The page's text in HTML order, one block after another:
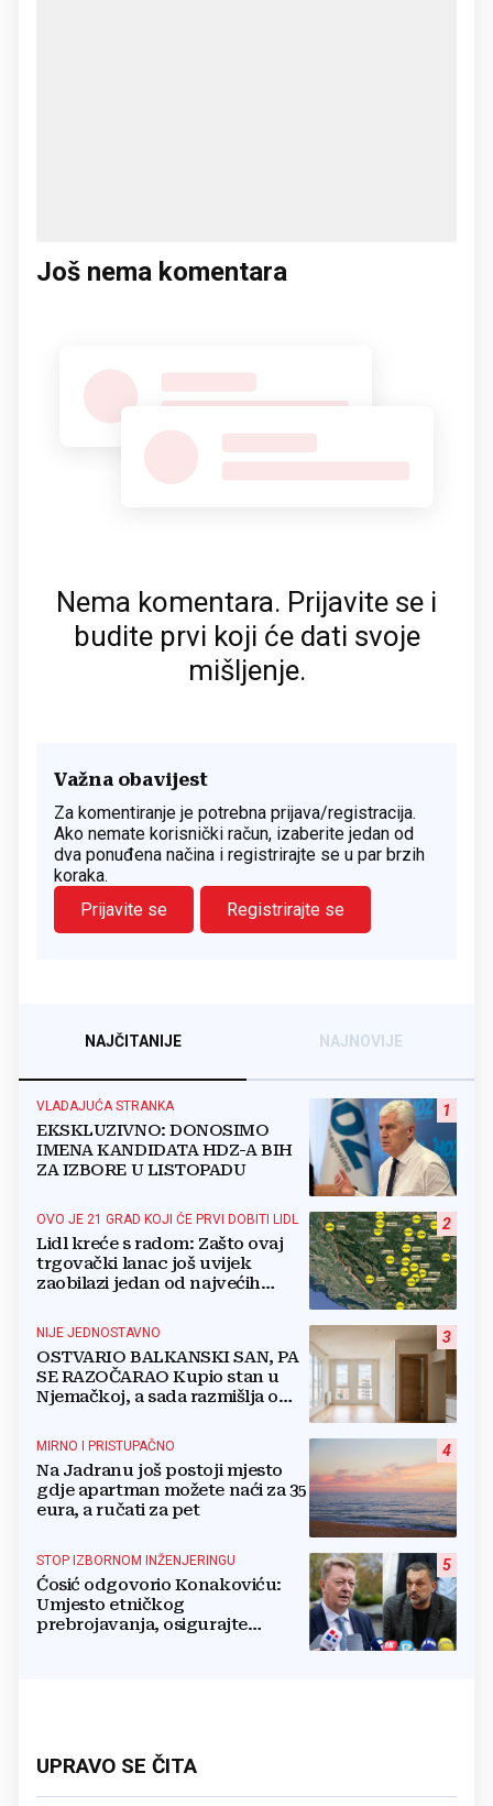
Još nema komentara
Nema komentara. Prijavite se i
budite prvi koji će dati svoje
mišljenje.
Važna obavijest
Za komentiranje je potrebna prijava/registracija.
Ako nemate korisnički račun, izaberite jedan od
dva ponuđena načina i registrirajte se u par brzih
koraka.
Prijavite se
Registrirajte se
NAJČITANIJE NAJNOVIJE
1
VLADAJUĆA STRANKA
EKSKLUZIVNO: DONOSIMO
IMENA KANDIDATA HDZ-A BIH
ZA IZBORE U LISTOPADU
2
OVO JE 21 GRAD KOJI ĆE PRVI DOBITI LIDL
Lidl kreće s radom: Zašto ovaj
trgovački lanac još uvijek
zaobilazi jedan od najvećih
3
NIJE JEDNOSTAVNO
OSTVARIO BALKANSKI SAN, PA
SE RAZOČARAO Kupio stan u
Njemačkoj, a sada razmišlja o
4
MIRNO I PRISTUPAČNO
Na Jadranu još postoji mjesto
gdje apartman možete naći za 35
eura, a ručati za pet
5
STOP IZBORNOM INŽENJERINGU
Ćosić odgovorio Konakoviću:
Umjesto etničkog
prebrojavanja, osigurajte
UPRAVO SE ČITA